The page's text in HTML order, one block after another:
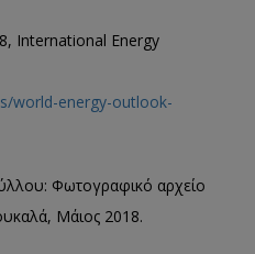
International Energy
world-energy-outlook-
Φωτογραφικό αρχείο
Μάιος 2018.